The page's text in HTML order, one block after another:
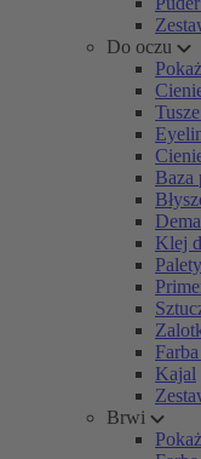
Do oczu
Baza
Klej
Kajal
Brwi